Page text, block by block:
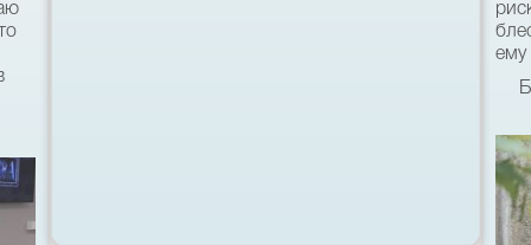
ему
со